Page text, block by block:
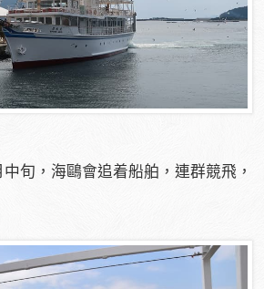
旬，海鷗會追着船舶，連群競飛，